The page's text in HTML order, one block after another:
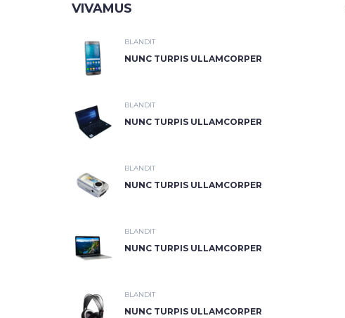
VIVAMUS
BLANDIT
NUNC TURPIS ULLAMCORPER
BLANDIT
NUNC TURPIS ULLAMCORPER
BLANDIT
NUNC TURPIS ULLAMCORPER
BLANDIT
NUNC TURPIS ULLAMCORPER
BLANDIT
NUNC TURPIS ULLAMCORPER